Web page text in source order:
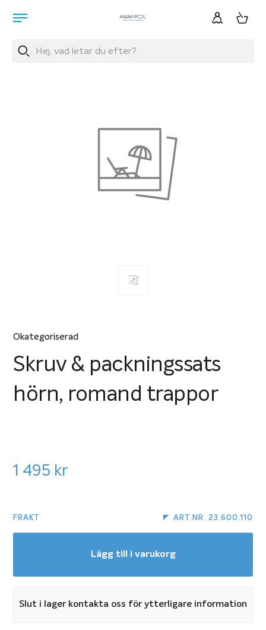
Okategoriserad
Skruv & packningssats
hörn, romand trappor
1 495 kr
FRAKT ART.NR. 23.600.110
Lägg till i varukorg
Slut i lager kontakta oss för ytterligare information